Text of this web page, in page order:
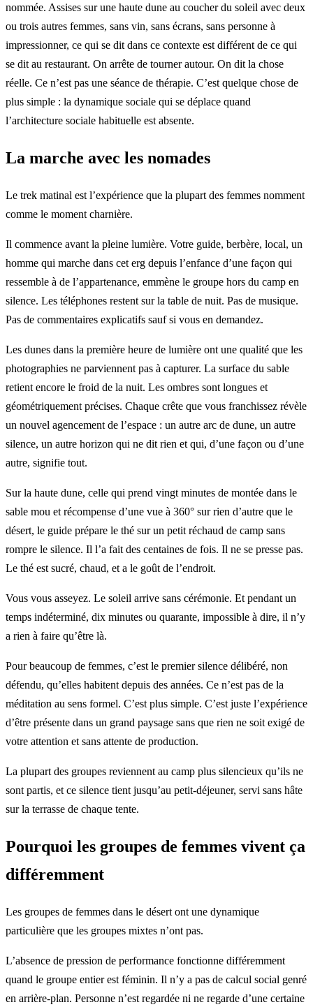
nommée. Assises sur une haute dune au coucher du soleil avec deux
ou trois autres femmes, sans vin, sans écrans, sans personne à
impressionner, ce qui se dit dans ce contexte est différent de ce qui
se dit au restaurant. On arrête de tourner autour. On dit la chose
réelle. Ce n’est pas une séance de thérapie. C’est quelque chose de
plus simple : la dynamique sociale qui se déplace quand
l’architecture sociale habituelle est absente.
La marche avec les nomades
Le trek matinal est l’expérience que la plupart des femmes nomment
comme le moment charnière.
Il commence avant la pleine lumière. Votre guide, berbère, local, un
homme qui marche dans cet erg depuis l’enfance d’une façon qui
ressemble à de l’appartenance, emmène le groupe hors du camp en
silence. Les téléphones restent sur la table de nuit. Pas de musique.
Pas de commentaires explicatifs sauf si vous en demandez.
Les dunes dans la première heure de lumière ont une qualité que les
photographies ne parviennent pas à capturer. La surface du sable
retient encore le froid de la nuit. Les ombres sont longues et
géométriquement précises. Chaque crête que vous franchissez révèle
un nouvel agencement de l’espace : un autre arc de dune, un autre
silence, un autre horizon qui ne dit rien et qui, d’une façon ou d’une
autre, signifie tout.
Sur la haute dune, celle qui prend vingt minutes de montée dans le
sable mou et récompense d’une vue à 360° sur rien d’autre que le
désert, le guide prépare le thé sur un petit réchaud de camp sans
rompre le silence. Il l’a fait des centaines de fois. Il ne se presse pas.
Le thé est sucré, chaud, et a le goût de l’endroit.
Vous vous asseyez. Le soleil arrive sans cérémonie. Et pendant un
temps indéterminé, dix minutes ou quarante, impossible à dire, il n’y
a rien à faire qu’être là.
Pour beaucoup de femmes, c’est le premier silence délibéré, non
défendu, qu’elles habitent depuis des années. Ce n’est pas de la
méditation au sens formel. C’est plus simple. C’est juste l’expérience
d’être présente dans un grand paysage sans que rien ne soit exigé de
votre attention et sans attente de production.
La plupart des groupes reviennent au camp plus silencieux qu’ils ne
sont partis, et ce silence tient jusqu’au petit-déjeuner, servi sans hâte
sur la terrasse de chaque tente.
Pourquoi les groupes de femmes vivent ça
différemment
Les groupes de femmes dans le désert ont une dynamique
particulière que les groupes mixtes n’ont pas.
L’absence de pression de performance fonctionne différemment
quand le groupe entier est féminin. Il n’y a pas de calcul social genré
en arrière-plan. Personne n’est regardée ni ne regarde d’une certaine